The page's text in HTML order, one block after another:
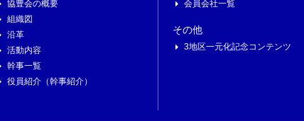
協豊会の概要
組織図
沿革
活動内容
幹事一覧
役員紹介（幹事紹介）
会員会社一覧
その他
3地区一元化記念コンテンツ